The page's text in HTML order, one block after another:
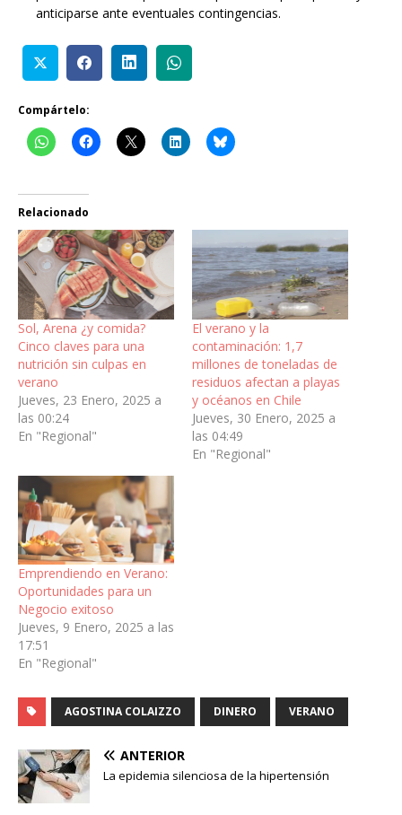
anticiparse ante eventuales contingencias.
Compártelo:
Relacionado
Sol, Arena ¿y comida?
Cinco claves para una
nutrición sin culpas en
verano
Jueves, 23 Enero, 2025 a
las 00:24
En "Regional"
El verano y la
contaminación: 1,7
millones de toneladas de
residuos afectan a playas
y océanos en Chile
Jueves, 30 Enero, 2025 a
las 04:49
En "Regional"
Emprendiendo en Verano:
Oportunidades para un
Negocio exitoso
Jueves, 9 Enero, 2025 a las
17:51
En "Regional"
AGOSTINA COLAIZZO DINERO VERANO
ANTERIOR
La epidemia silenciosa de la hipertensión